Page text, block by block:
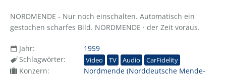
NORDMENDE - Nur noch einschalten. Automatisch ein
gestochen scharfes Bild. NORDMENDE · der Zeit voraus.
Jahr:
1959
Schlagwörter:
Video TV Audio CarFidelity
Konzern:
Nordmende (Norddeutsche Mende-